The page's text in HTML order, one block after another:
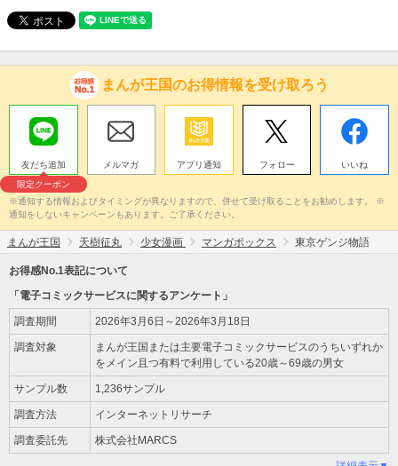
まんが王国のお得情報を受け取ろう
友だち追加
限定クーポン
メルマガ アプリ通知 フォロー いいね
※通知する情報およびタイミングが異なりますので、併せて受け取ることをお勧めします。 ※
通知をしないキャンペーンもあります。ご了承ください。
まんが王国 天樹征丸 少女漫画 マンガボックス 東京ゲンジ物語
お得感No.1表記について
「電子コミックサービスに関するアンケート」
調査期間 2026年3月6日～2026年3月18日
調査対象
まんが王国または主要電子コミックサービスのうちいずれか
をメイン且つ有料で利用している20歳～69歳の男女
サンプル数 1,236サンプル
調査方法 インターネットリサーチ
調査委託先 株式会社MARCS